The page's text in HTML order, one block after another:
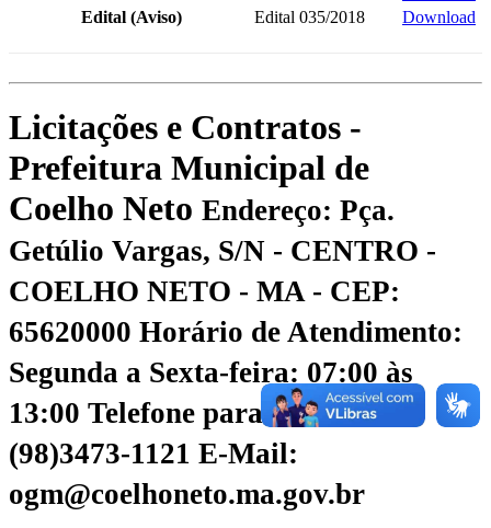
Edital (Aviso)
Edital 035/2018 Download
Licitações e Contratos -
Prefeitura Municipal de
Coelho Neto Endereço: Pça.
Getúlio Vargas, S/N - CENTRO -
COELHO NETO - MA - CEP:
65620000 Horário de Atendimento:
Segunda a Sexta-feira: 07:00 às
13:00 Telefone para contato:
(98)3473-1121 E-Mail:
ogm@coelhoneto.ma.gov.br